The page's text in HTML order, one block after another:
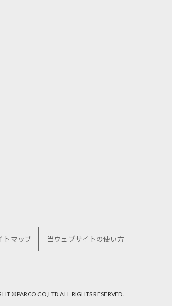
トマップ 当ウェブサイトの使い方
©︎PARCO CO,LTD.ALL RIGHTS RESERVED.